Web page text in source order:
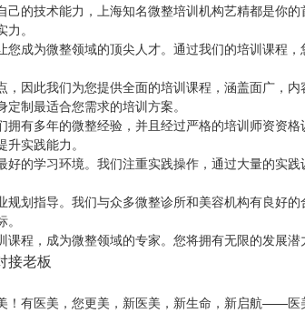
的技术能力，上海知名微整培训机构艺精都是你的
。
成为微整领域的顶尖人才。通过我们的培训课程，
因此我们为您提供全面的培训课程，涵盖面广，内
制最适合您需求的培训方案。
有多年的微整经验，并且经过严格的培训师资资格
实践能力。
的学习环境。我们注重实践操作，通过大量的实
划指导。我们与众多微整诊所和美容机构有良好的
程，成为微整领域的专家。您将拥有无限的发展潜
接老板
！有医美，您更美，新医美，新生命，新启航——医